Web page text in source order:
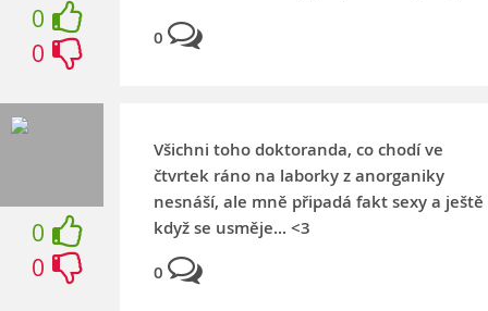
0
0
0
0
0
Všichni toho doktoranda, co chodí ve
čtvrtek ráno na laborky z anorganiky
nesnáší, ale mně připadá fakt sexy a ještě
když se usměje... <3
0